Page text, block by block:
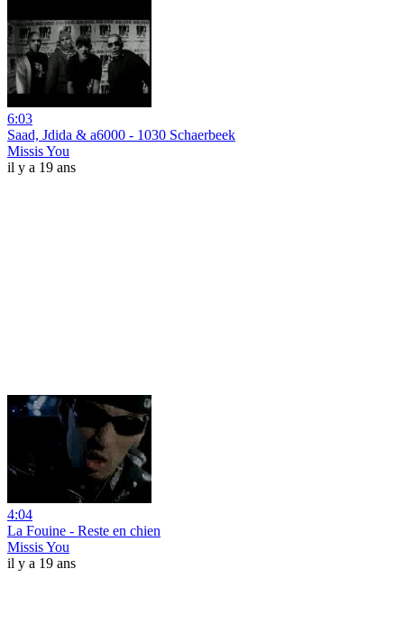
6:03
Saad, Jdida & a6000 - 1030 Schaerbeek
Missis You
il y a 19 ans
4:04
La Fouine - Reste en chien
Missis You
il y a 19 ans